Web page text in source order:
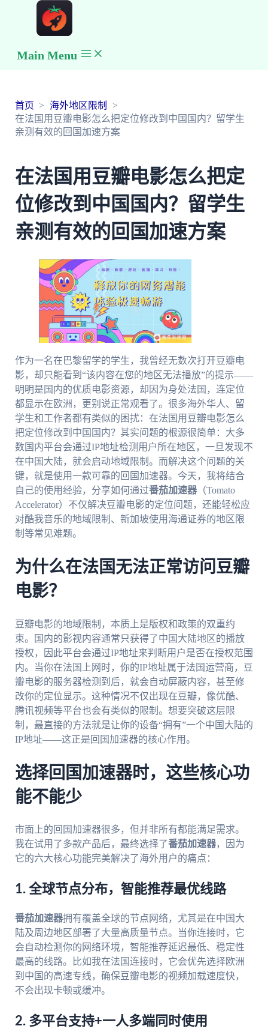
Main Menu
首页
海外地区限制
在法国用豆瓣电影怎么把定位修改到中国国内？留学生
亲测有效的回国加速方案
在法国用豆瓣电影怎么把定
位修改到中国国内？留学生
亲测有效的回国加速方案
作为一名在巴黎留学的学生，我曾经无数次打开豆瓣电
影，却只能看到“该内容在您的地区无法播放”的提示——
明明是国内的优质电影资源，却因为身处法国，连定位
都显示在欧洲，更别说正常观看了。很多海外华人、留
学生和工作者都有类似的困扰：在法国用豆瓣电影怎么
把定位修改到中国国内？其实问题的根源很简单：大多
数国内平台会通过IP地址检测用户所在地区，一旦发现不
在中国大陆，就会启动地域限制。而解决这个问题的关
键，就是使用一款可靠的回国加速器。今天，我将结合
自己的使用经验，分享如何通过番茄加速器（Tomato
Accelerator）不仅解决豆瓣电影的定位问题，还能轻松应
对酷我音乐的地域限制、新加坡使用海通证券的地区限
制等常见难题。
为什么在法国无法正常访问豆瓣
电影？
豆瓣电影的地域限制，本质上是版权和政策的双重约
束。国内的影视内容通常只获得了中国大陆地区的播放
授权，因此平台会通过IP地址来判断用户是否在授权范围
内。当你在法国上网时，你的IP地址属于法国运营商，豆
瓣电影的服务器检测到后，就会自动屏蔽内容，甚至修
改你的定位显示。这种情况不仅出现在豆瓣，像优酷、
腾讯视频等平台也会有类似的限制。想要突破这层限
制，最直接的方法就是让你的设备“拥有”一个中国大陆的
IP地址——这正是回国加速器的核心作用。
选择回国加速器时，这些核心功
能不能少
市面上的回国加速器很多，但并非所有都能满足需求。
我在试用了多款产品后，最终选择了番茄加速器，因为
它的六大核心功能完美解决了海外用户的痛点：
1. 全球节点分布，智能推荐最优线路
番茄加速器拥有覆盖全球的节点网络，尤其是在中国大
陆及周边地区部署了大量高质量节点。当你连接时，它
会自动检测你的网络环境，智能推荐延迟最低、稳定性
最高的线路。比如我在法国连接时，它会优先选择欧洲
到中国的高速专线，确保豆瓣电影的视频加载速度快，
不会出现卡顿或缓冲。
2. 多平台支持+一人多端同时使用